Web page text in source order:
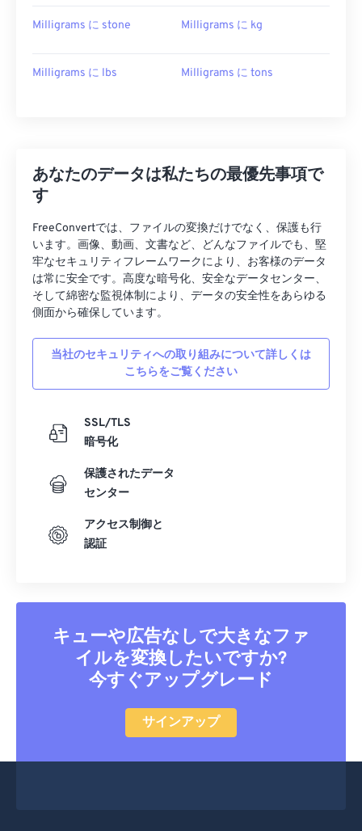
Milligrams に stone Milligrams に kg
Milligrams に lbs Milligrams に tons
あなたのデータは私たちの最優先事項で
す
FreeConvertでは、ファイルの変換だけでなく、保護も行
います。画像、動画、文書など、どんなファイルでも、堅
牢なセキュリティフレームワークにより、お客様のデータ
は常に安全です。高度な暗号化、安全なデータセンター、
そして綿密な監視体制により、データの安全性をあらゆる
側面から確保しています。
当社のセキュリティへの取り組みについて詳しくは
こちらをご覧ください
SSL/TLS
暗号化
保護されたデータ
センター
アクセス制御と
認証
キューや広告なしで大きなファ
イルを変換したいですか?
今すぐアップグレード
サインアップ